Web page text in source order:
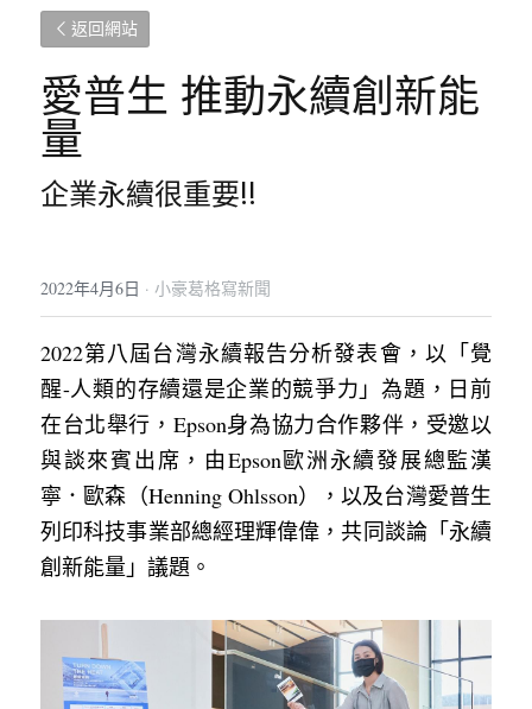
返回網站
愛普生 推動永續創新能
量
企業永續很重要!!
2022年4月6日 · 小豪葛格寫新聞
2022第八屆台灣永續報告分析發表會，以「覺
醒-人類的存續還是企業的競爭力」為題，日前
在台北舉行，Epson身為協力合作夥伴，受邀以
與談來賓出席，由Epson歐洲永續發展總監漢
寧．歐森（Henning Ohlsson），以及台灣愛普生
列印科技事業部總經理輝偉偉，共同談論「永續
創新能量」議題。